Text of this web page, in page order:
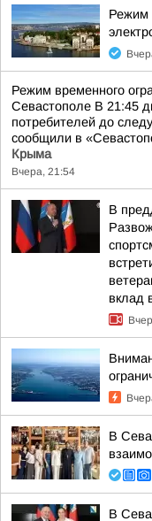
Режим
Режим временного
Севастополе В 21:45
потребителей до
сообщили в
Крыма
Вчера, 21:54
В
вклад
В
В